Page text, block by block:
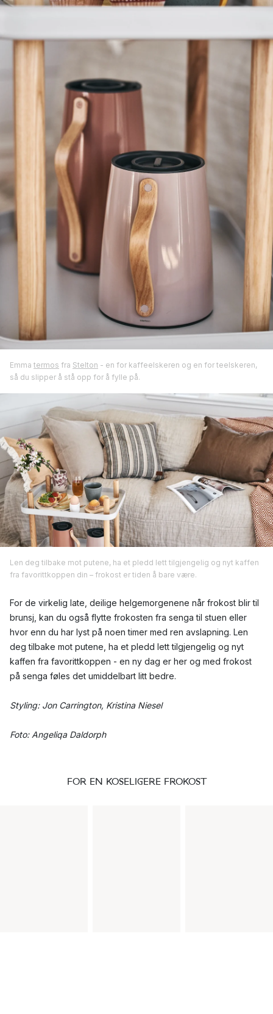
Emma termos fra Stelton - en for kaffeelskeren og en for teelskeren,
så du slipper å stå opp for å fylle på.
Len deg tilbake mot putene, ha et pledd lett tilgjengelig og nyt kaffen
fra favorittkoppen din – frokost er tiden å bare være.
For de virkelig late, deilige helgemorgenene når frokost blir til
brunsj, kan du også flytte frokosten fra senga til stuen eller
hvor enn du har lyst på noen timer med ren avslapning. Len
deg tilbake mot putene, ha et pledd lett tilgjengelig og nyt
kaffen fra favorittkoppen - en ny dag er her og med frokost
på senga føles det umiddelbart litt bedre.
Styling: Jon Carrington, Kristina Niesel
Foto: Angeliqa Daldorph
FOR EN KOSELIGERE FROKOST